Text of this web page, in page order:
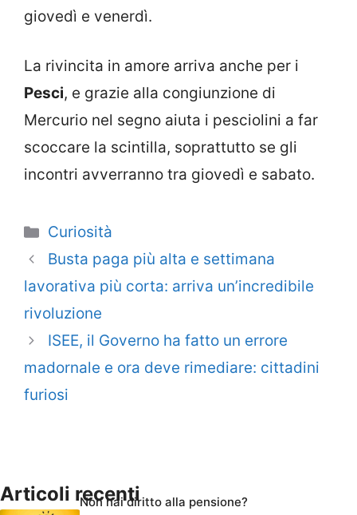
giovedì e venerdì.
La rivincita in amore arriva anche per i
Pesci, e grazie alla congiunzione di
Mercurio nel segno aiuta i pesciolini a far
scoccare la scintilla, soprattutto se gli
incontri avverranno tra giovedì e sabato.
Categorie
Curiosità
Busta paga più alta e settimana
lavorativa più corta: arriva un’incredibile
rivoluzione
ISEE, il Governo ha fatto un errore
madornale e ora deve rimediare: cittadini
furiosi
Articoli recentiNon hai diritto alla pensione?